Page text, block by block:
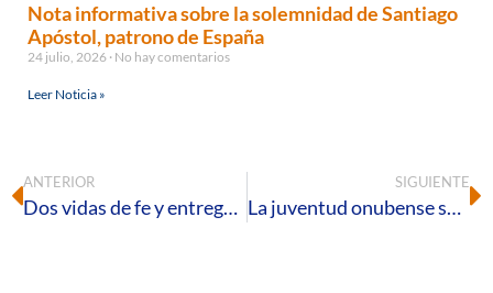
Nota informativa sobre la solemnidad de Santiago
Apóstol, patrono de España
24 julio, 2026 No hay comentarios
Leer Noticia »
ANTERIOR
Dos vidas de fe y entrega, nombradas Hijos Predilectos de Nerva
SIGUIENTE
La juventud onubense se hace presente en el Jubileo de los Jóvenes en Roma